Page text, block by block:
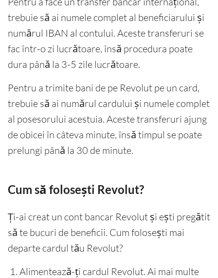
trebuie să ai numele complet al beneficiarului și
numărul IBAN al contului. Aceste transferuri se
fac într-o zi lucrătoare, însă procedura poate
dura până la 3-5 zile lucrătoare.
Pentru a trimite bani de pe Revolut pe un card,
trebuie să ai numărul cardului și numele complet
al posesorului acestuia. Aceste transferuri ajung
de obicei în câteva minute, însă timpul se poate
prelungi până la 30 de minute.
Cum să folosești Revolut?
Ți-ai creat un cont bancar Revolut și ești pregătit
să te bucuri de beneficii. Cum folosești mai
departe cardul tău Revolut?
Alimentează-ți cardul Revolut. Ai mai multe